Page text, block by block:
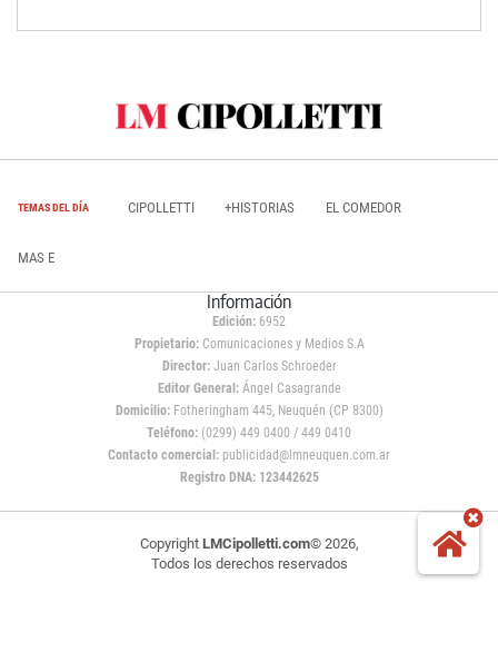
TEMAS DEL DÍA CIPOLLETTI +HISTORIAS EL COMEDOR
MAS E
Información
Edición: 6952
Propietario:Comunicaciones y Medios S.A
Director: Juan Carlos Schroeder
Editor General:Ángel Casagrande
Domicilio:Fotheringham 445, Neuquén (CP 8300)
Teléfono: (0299) 449 0400 / 449 0410
Contacto comercial: publicidad@lmneuquen.com.ar
Registro DNA: 123442625
Copyright LMCipolletti.com© 2026,
Todos los derechos reservados